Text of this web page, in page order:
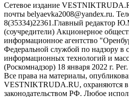
Сетевое издание
почты belyaevka2008@yandex.ru.
8(35334)22361.Главный редактор
(соучредители) Акционерное
информационное агентство
Федеральной службой по надзору в
информационных технологий и
(Роскомнадзор) 18 января 2022 г.
Все права на материалы,
VESTNIKTRUDA.RU, охраняются в
законодательством РФ. Любое